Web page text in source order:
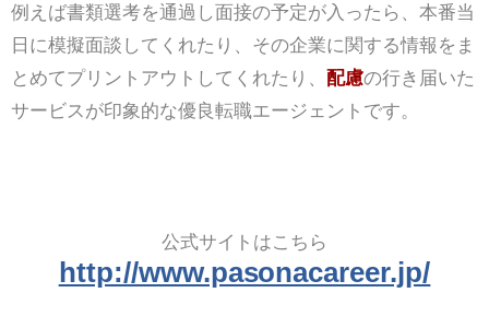
例えば書類選考を通過し面接の予定が入ったら、本番当
日に模擬面談してくれたり、その企業に関する情報をま
とめてプリントアウトしてくれたり、 配慮の行き届いた
サービスが印象的な優良転職エージェントです。
公式サイトはこちら
http://www.pasonacareer.jp/